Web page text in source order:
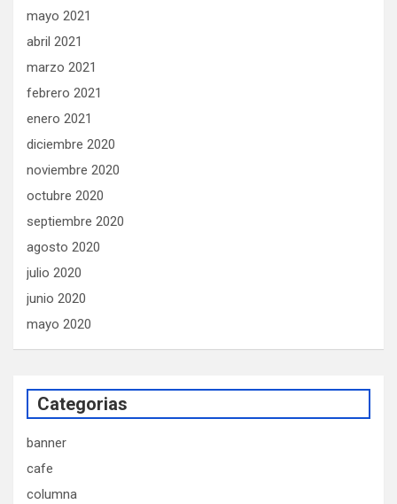
mayo 2021
abril 2021
marzo 2021
febrero 2021
enero 2021
diciembre 2020
noviembre 2020
octubre 2020
septiembre 2020
agosto 2020
julio 2020
junio 2020
mayo 2020
Categorias
banner
cafe
columna